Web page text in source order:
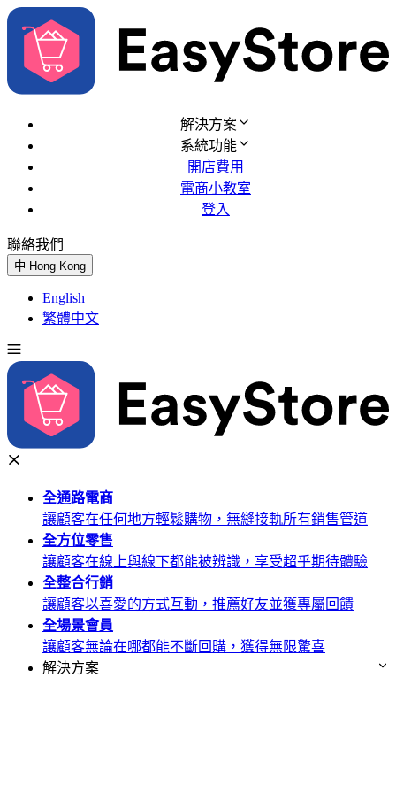
解決方案
系統功能
開店費用
電商小教室
登入
聯絡我們
中 Hong Kong
English
繁體中文
全通路電商
讓顧客在任何地方輕鬆購物，無縫接軌所有銷售管道
全方位零售
讓顧客在線上與線下都能被辨識，享受超乎期待體驗
全整合行銷
讓顧客以喜愛的方式互動，推薦好友並獲專屬回饋
全場景會員
讓顧客無論在哪都能不斷回購，獲得無限驚喜
解決方案